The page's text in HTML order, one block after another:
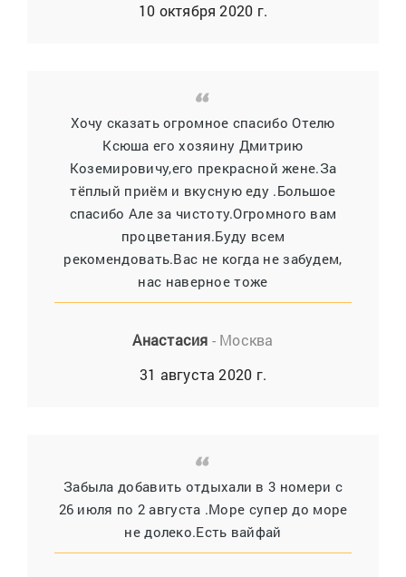
10 октября 2020 г.
Хочу сказать огромное спасибо Отелю
Ксюша его хозяину Дмитрию
Коземировичу,его прекрасной жене.За
тёплый приём и вкусную еду .Большое
спасибо Але за чистоту.Огромного вам
процветания.Буду всем
рекомендовать.Вас не когда не забудем,
нас наверное тоже
Анастасия - Москва
31 августа 2020 г.
Забыла добавить отдыхали в 3 номери с
26 июля по 2 августа .Море супер до море
не долеко.Есть вайфай